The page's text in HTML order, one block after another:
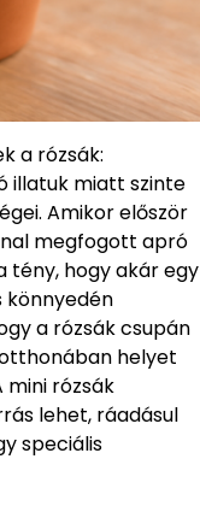
a rózsák:
illatuk miatt szinte
Amikor először
megfogott apró
tény, hogy akár egy
könnyedén
a rózsák csupán
helyet
mini rózsák
lehet, ráadásul
speciális